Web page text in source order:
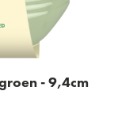
Bolsius -